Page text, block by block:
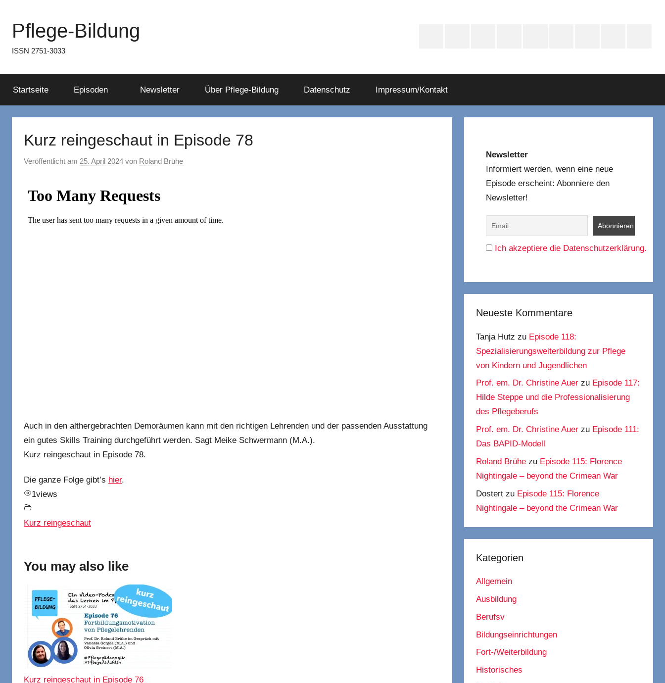
springenPflege-Bildung
ISSN 2751-3033
Startseite Episoden Newsletter Über Pflege-Bildung Datenschutz Impressum/Kontakt
Kurz reingeschaut in Episode 78
Veröffentlicht am 25. April 2024 von Roland Brühe
Auch in den althergebrachten Demoräumen kann mit den richtigen Lehrenden und der passenden Ausstattung
ein gutes Skills Training durchgeführt werden. Sagt Meike Schwermann (M.A.).
Kurz reingeschaut in Episode 78.
Die ganze Folge gibt’s hier.
1views
Kurz reingeschaut
You may also like
Kurz reingeschaut in Episode 76
Newsletter
Informiert werden, wenn eine neue
Episode erscheint: Abonniere den
Newsletter!
Ich akzeptiere die Datenschutzerklärung.
Neueste Kommentare
Tanja Hutz zu Episode 118:
Spezialisierungsweiterbildung zur Pflege
von Kindern und Jugendlichen
Prof. em. Dr. Christine Auer zu Episode 117:
Hilde Steppe und die Professionalisierung
des Pflegeberufs
Prof. em. Dr. Christine Auer zu Episode 111:
Das BAPID-Modell
Roland Brühe zu Episode 115: Florence
Nightingale – beyond the Crimean War
Dostert zu Episode 115: Florence
Nightingale – beyond the Crimean War
Kategorien
Allgemein
Ausbildung
Berufsv
Bildungseinrichtungen
Fort-/Weiterbildung
Historisches